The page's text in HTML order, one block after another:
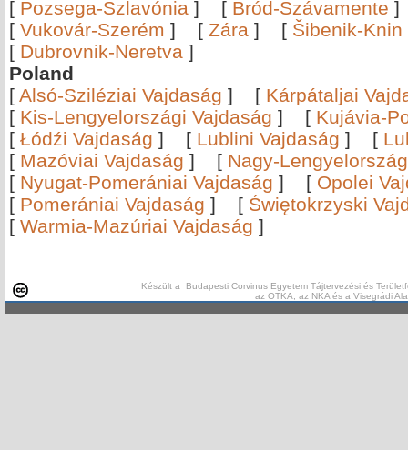
[ Pozsega-Szlavónia ] [ Bród-Szávamente
[ Vukovár-Szerém ] [ Zára ] [ Šibenik-Knin
[ Dubrovnik-Neretva ]
Poland
[ Alsó-Sziléziai Vajdaság ] [ Kárpátaljai
[ Kis-Lengyelországi Vajdaság ] [ Kujávia-
[ Łódźi Vajdaság ] [ Lublini Vajdaság ] [
[ Mazóviai Vajdaság ] [ Nagy-
[ Nyugat-Pomerániai Vajdaság ] [ Opolei
[ Pomerániai Vajdaság ] [ Świętokrzyski
[ Warmia-Mazúriai Vajdaság ]
Készült a Budapesti Corvinus Egyetem Tájtervezési és
az OTKA, az NKA és a Visegrádi